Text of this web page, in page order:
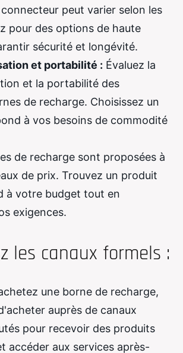
peut varier selon les
pour des options de haute
sécurité et longévité.
et portabilité : Évaluez la
et la portabilité des
de recharge. Choisissez un
à vos besoins de commodité
de recharge sont proposées à
de prix. Trouvez un produit
à votre budget tout en
exigences.
les canaux formels :
une borne de recharge,
auprès de canaux
pour recevoir des produits
accéder aux services après-